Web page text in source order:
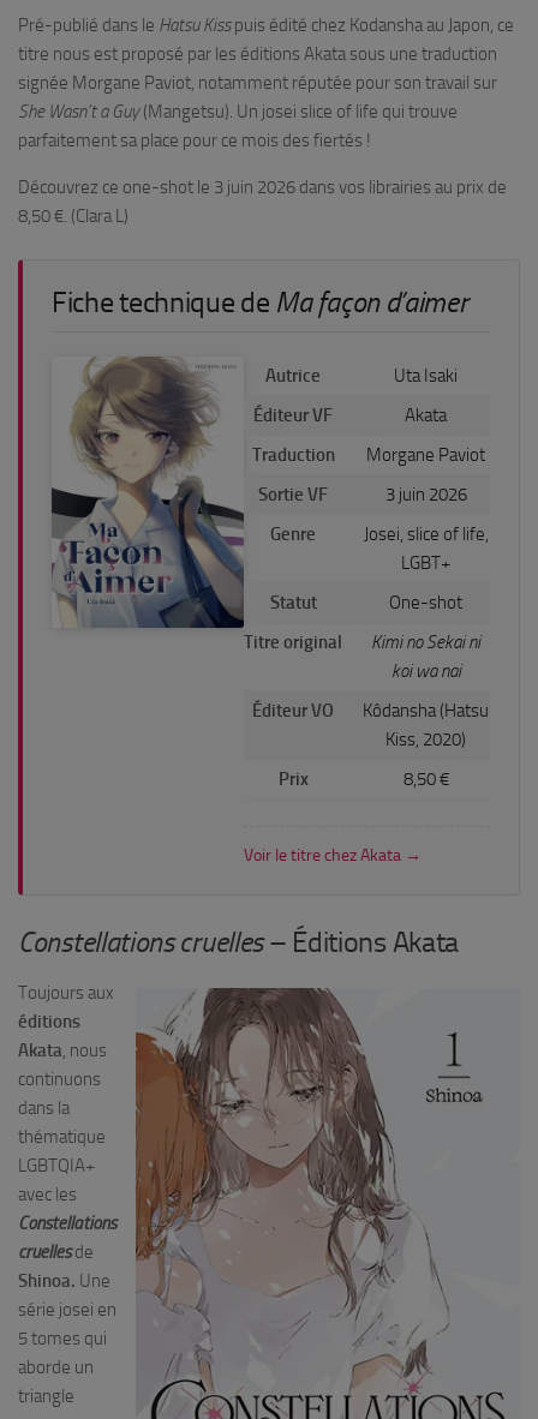
Pré-publié dans le Hatsu Kisspuis édité chez Kodansha au Japon, ce
titre nous est proposé par les éditions Akata sous une traduction
signée Morgane Paviot, notamment réputée pour son travail sur
She Wasn’t a Guy(Mangetsu). Un josei slice of life qui trouve
parfaitement sa place pour ce mois des fiertés !
Découvrez ce one-shot le 3 juin 2026 dans vos librairies au prix de
8,50 €. (Clara L)
Fiche technique de Ma façon d’aimer
Autrice
Uta Isaki
Éditeur VF
Akata
Traduction
Morgane Paviot
Sortie VF
3 juin 2026
Genre
Josei, slice of life,
LGBT+
Statut
One-shot
Titre original
Kimi no Sekai ni
koi wa nai
Éditeur VO
Kôdansha (Hatsu
Kiss, 2020)
Prix
8,50 €
Voir le titre chez Akata →
Constellations cruelles– Éditions Akata
Toujours aux
éditions
Akata, nous
continuons
dans la
thématique
LGBTQIA+
avec les
Constellations
cruellesde
Shinoa. Une
série josei en
5 tomes qui
aborde un
triangle